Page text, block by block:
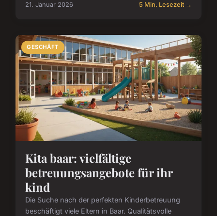
21. Januar 2026 5 Min. Lesezeit →
GESCHÄFT
Kita baar: vielfältige
betreuungsangebote für ihr
kind
Die Suche nach der perfekten Kinderbetreuung
beschäftigt viele Eltern in Baar. Qualitätsvolle